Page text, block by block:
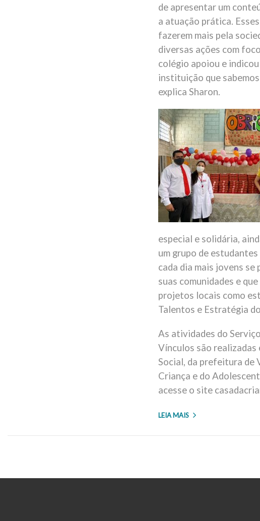
de apresentar um
a atuação prática.
fazerem mais pela
diversas ações com
colégio apoiou e
instituição que
explica Sharon.
especial e solidária,
um grupo de
cada dia mais jovens
suas comunidades e
projetos locais como
Talentos e Estratégia
As atividades do
Vínculos são realizadas
Social, da prefeitura de
Criança e do
acesse o site
LEIA MAIS